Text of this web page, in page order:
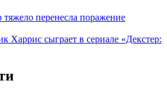
перенесла поражение
Харрис сыграет в сериале «Декстер: